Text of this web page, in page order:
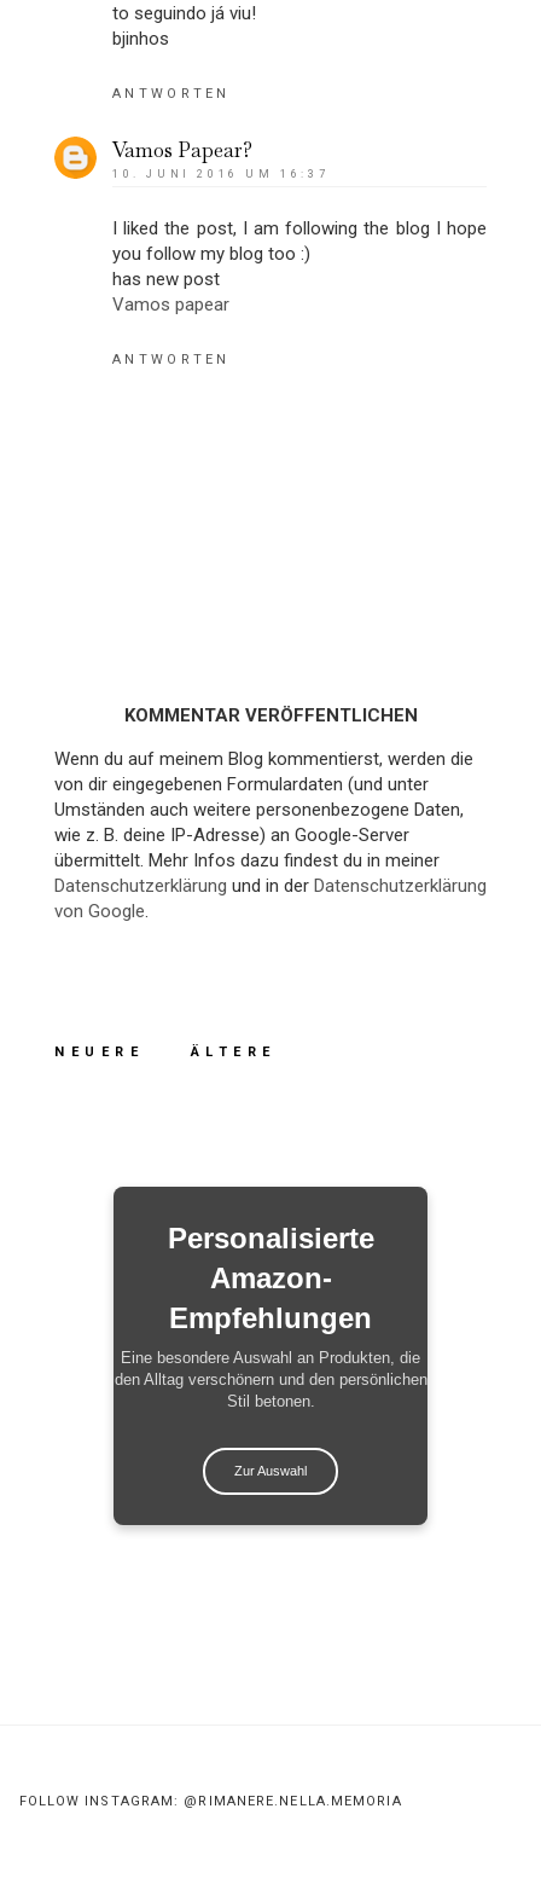
to seguindo já viu!
bjinhos
ANTWORTEN
Vamos Papear?
10. JUNI 2016 UM 16:37
I liked the post, I am following the blog I hope
you follow my blog too :)
has new post
Vamos papear
ANTWORTEN
KOMMENTAR VERÖFFENTLICHEN
Wenn du auf meinem Blog kommentierst, werden die
von dir eingegebenen Formulardaten (und unter
Umständen auch weitere personenbezogene Daten,
wie z. B. deine IP-Adresse) an Google-Server
übermittelt. Mehr Infos dazu findest du in meiner
Datenschutzerklärung und in der Datenschutzerklärung
von Google.
NEUERE ÄLTERE
Personalisierte
Amazon-
Empfehlungen
Eine besondere Auswahl an Produkten, die
den Alltag verschönern und den persönlichen
Stil betonen.
Zur Auswahl
FOLLOW INSTAGRAM: @RIMANERE.NELLA.MEMORIA